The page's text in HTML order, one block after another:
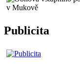
Publicita